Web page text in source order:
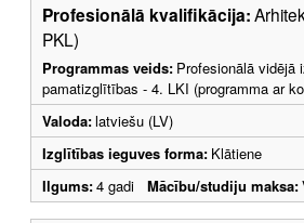
Profesionālā kvalifikācija:
PKL)
Programmas veids: Profesionālā vidējā
pamatizglītības - 4. LKI (programma ar
Valoda:latviešu (LV)
Izglītības ieguves forma: Klātiene
Ilgums:4 gadi Mācību/studiju maksa: